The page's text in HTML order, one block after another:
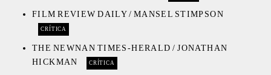
FILM REVIEW DAILY / MANSEL STIMPSON
CRÍTICA
THE NEWNAN TIMES-HERALD / JONATHAN
HICKMAN
CRÍTICA